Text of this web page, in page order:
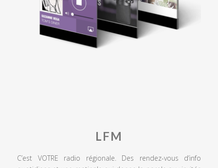
LFM
C’est VOTRE radio régionale. Des rendez-vous d’info